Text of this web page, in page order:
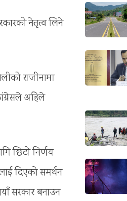
नेतृत्व लिने
राजीनामा
अहिले
छिटो निर्णय
दिएको समर्थन
सरकार बनाउन